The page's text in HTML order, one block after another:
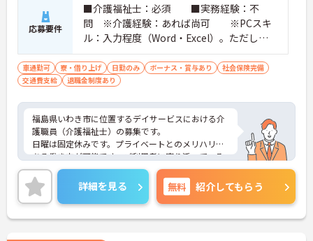
応募要件
■介護福祉士：必須 ■実務経験：不
問 ※介護経験：あれば尚可 ※PCスキ
ル：入力程度（Word・Excel）。ただし、P
Cスキルで不安のある方は、採用後必要に応
じてお教えします。 ■普通自動車運転
免許（AT限定可）：必須
車通勤可 寮・借り上げ 日勤のみ ボーナス・賞与あり
社会保険完備
交通費支給
退職金制度あり
福島県いわき市に位置するデイサービスにおける介
護職員（介護福祉士）の募集です。
日曜は固定休みです。プライベートとのメリハリの
ある働き方が可能です。ご利用者に寄り添って、そ
の方に合わせた介護サービスの提供を行っていただ
ける方を募集しています。
ご興味のある方には、面接対策ポイントなど、さら
に詳細をご案内しますのでお気軽にご相談くださ
い！
詳細を見る 無料 紹介してもらう